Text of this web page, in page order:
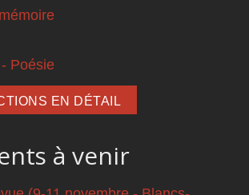
Poésie
EN DÉTAIL
à venir